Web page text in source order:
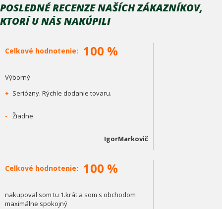
POSLEDNÉ RECENZE NAŠÍCH ZÁKAZNÍKOV,
KTORÍ U NÁS NAKÚPILI
Celkové hodnotenie: 100 %
Výborný
+ Seriózny. Rýchle dodanie tovaru.
- Žiadne
IgorMarkovič
Celkové hodnotenie: 100 %
nakupoval som tu 1.krát a som s obchodom
maximálne spokojný